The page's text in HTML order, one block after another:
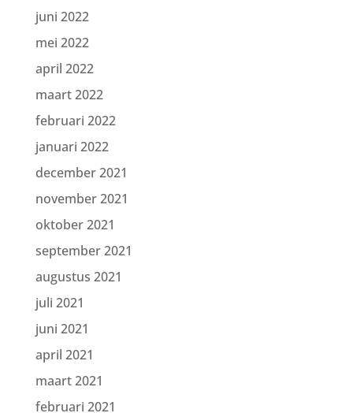
juni 2022
mei 2022
april 2022
maart 2022
februari 2022
januari 2022
december 2021
november 2021
oktober 2021
september 2021
augustus 2021
juli 2021
juni 2021
april 2021
maart 2021
februari 2021